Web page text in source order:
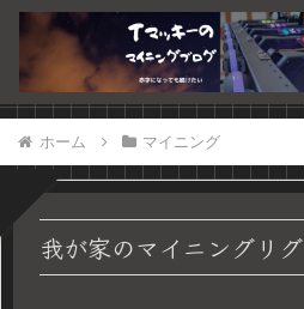
ホーム マイニング
我が家のマイニングリグ